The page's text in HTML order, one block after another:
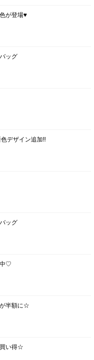
が登場♥
ッグ
デザイン追加!!
ッグ
中♡
半額に☆
い得☆